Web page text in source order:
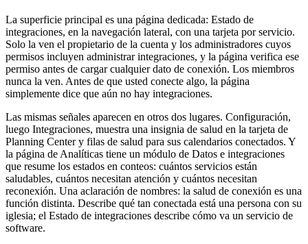
La superficie principal es una página dedicada: Estado de
integraciones, en la navegación lateral, con una tarjeta por servicio.
Solo la ven el propietario de la cuenta y los administradores cuyos
permisos incluyen administrar integraciones, y la página verifica ese
permiso antes de cargar cualquier dato de conexión. Los miembros
nunca la ven. Antes de que usted conecte algo, la página
simplemente dice que aún no hay integraciones.
Las mismas señales aparecen en otros dos lugares. Configuración,
luego Integraciones, muestra una insignia de salud en la tarjeta de
Planning Center y filas de salud para sus calendarios conectados. Y
la página de Analíticas tiene un módulo de Datos e integraciones
que resume los estados en conteos: cuántos servicios están
saludables, cuántos necesitan atención y cuántos necesitan
reconexión. Una aclaración de nombres: la salud de conexión es una
función distinta. Describe qué tan conectada está una persona con su
iglesia; el Estado de integraciones describe cómo va un servicio de
software.